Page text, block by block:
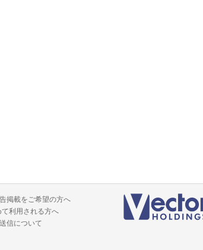
掲載をご希望の方へ
て利用される方へ
信について